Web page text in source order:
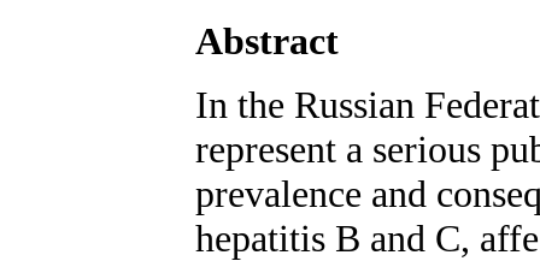
Abstract
In the Russian
represent a serious
prevalence and
hepatitis B and C,